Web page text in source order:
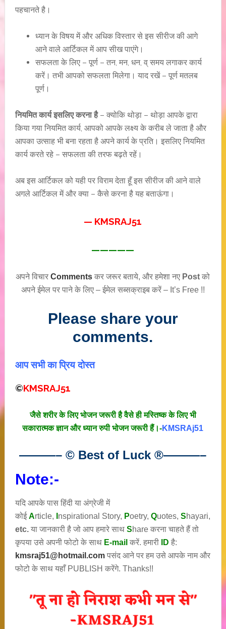
पहचानते है।
ध्यान के विषय में और अधिक विस्तार से इस सीरीज की आगे
आने वाले आर्टिकल में आप सीख पाएंगे।
सफलता के लिए – पूर्ण – तन, मन, धन, व् समय लगाकर कार्य
करें। तभी आपको सफलता मिलेगा। याद रखें – पूर्ण मतलब
पूर्ण।
नियमित कार्य इसलिए करना है– क्योकि थोड़ा – थोड़ा आपके द्वारा
किया गया नियमित कार्य, आपको आपके लक्ष्य के करीब ले जाता है और
आपका उत्साह भी बना रहता है अपने कार्य के प्रति। इसलिए नियमित
कार्य करते रहे – सफलता की तरफ बढ़ते रहें।
अब इस आर्टिकल को यही पर विराम देता हूँ इस सीरीज की आने वाले
अगले आर्टिकल में और क्या – कैसे करना है यह बताऊंगा।
— KMSRAJ51
—————
अपने विचारComments कर जरूर बताये, और हमेशा नए Post को
अपने ईमेल पर पाने के लिए – ईमेल सब्सक्राइब करें – It’s Free !!
Please share your
comments.
आप सभी का प्रिय दोस्त
©KMSRAJ51
जैसे शरीर के लिए भोजन जरूरी है वैसे ही मस्तिष्क के लिए भी
सकारात्मक ज्ञान और ध्यान रुपी भोजन जरूरी हैं।-KMSRAj51
———– © Best of Luck®———–
Note:-
यदि आपके पास हिंदी या अंग्रेजी में
कोईArticle, nspirational Story, Poetry, Quotes, Shayari,
etc.या जानकारी है जो आप हमारे साथ Share करना चाहते हैं तो
कृपया उसे अपनी फोटो के साथ E-mail करें. हमारी ID है:
kmsraj51@hotmail.com पसंद आने पर हम उसे आपके नाम और
फोटो के साथ यहाँ PUBLISH करेंगे. Thanks!!